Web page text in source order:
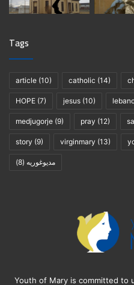
Tags
article (10) catholic (14)
HOPE (7) jesus (10)
medjugorje (9) pray (12)
story (9) virginmary (13)
مديوغوريه (8)
Youth of Mary is committed to